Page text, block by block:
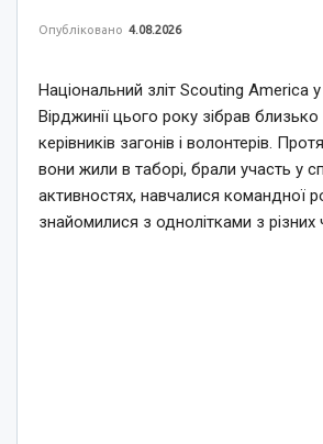
Опубліковано 4.08.2026
Національний зліт Scouting America у
Вірджинії цього року зібрав близько
керівників загонів і волонтерів.
вони жили в таборі, брали участь у
активностях, навчалися командної
знайомилися з однолітками з